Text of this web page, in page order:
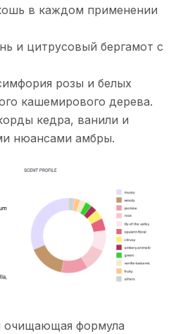
в каждом применении
и цитрусовый бергамот с
розы и белых
кашемирового дерева.
кедра, ванили и
нюансами амбры.
очищающая формула